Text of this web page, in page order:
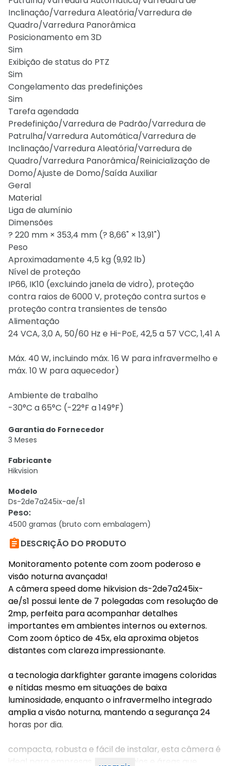
Inclinação/Varredura Aleatória/Varredura de
Quadro/Varredura Panorâmica
Posicionamento em 3D
Sim
Exibição de status do PTZ
Sim
Congelamento das predefinições
Sim
Tarefa agendada
Predefinição/Varredura de Padrão/Varredura de
Patrulha/Varredura Automática/Varredura de
Inclinação/Varredura Aleatória/Varredura de
Quadro/Varredura Panorâmica/Reinicialização de
Domo/Ajuste de Domo/Saída Auxiliar
Geral
Material
Liga de alumínio
Dimensões
? 220 mm × 353,4 mm (? 8,66" × 13,91")
Peso
Aproximadamente 4,5 kg (9,92 lb)
Nível de proteção
IP66, IK10 (excluindo janela de vidro), proteção
contra raios de 6000 V, proteção contra surtos e
proteção contra transientes de tensão
Alimentação
24 VCA, 3,0 A, 50/60 Hz e Hi-PoE, 42,5 a 57 VCC, 1,41 A
Máx. 40 W, incluindo máx. 16 W para infravermelho e
máx. 10 W para aquecedor)
Ambiente de trabalho
-30°C a 65°C (-22°F a 149°F)
Garantia do Fornecedor
3 Meses
Fabricante
Hikvision
Modelo
Ds-2de7a245ix-ae/s1
Peso:
4500 gramas (bruto com embalagem)
DESCRIÇÃO DO PRODUTO
Monitoramento potente com zoom poderoso e
visão noturna avançada!
A câmera speed dome hikvision ds-2de7a245ix-
ae/s1 possui lente de 7 polegadas com resolução de
2mp, perfeita para acompanhar detalhes
importantes em ambientes internos ou externos.
Com zoom óptico de 45x, ela aproxima objetos
distantes com clareza impressionante.
a tecnologia darkfighter garante imagens coloridas
e nítidas mesmo em situações de baixa
luminosidade, enquanto o infravermelho integrado
amplia a visão noturna, mantendo a segurança 24
horas por dia.
compacta, robusta e fácil de instalar, esta câmera é
ideal para empresas, condomínios e áreas que